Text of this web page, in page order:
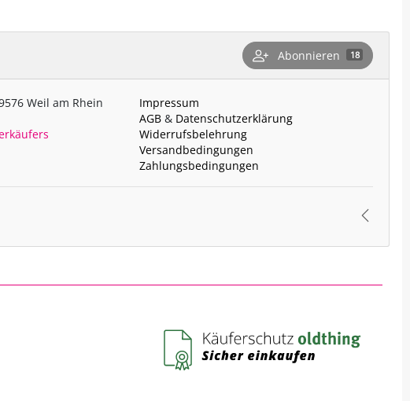
Abonnieren 18
Weil am Rhein
Impressum
AGB& Datenschutzerklärung
Widerrufsbelehrung
Versandbedingungen
Zahlungsbedingungen